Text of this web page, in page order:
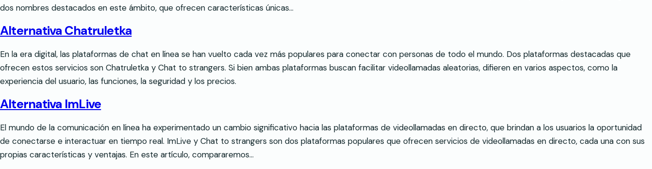
dos nombres destacados en este ámbito, que ofrecen características únicas…
Alternativa Chatruletka
En la era digital, las plataformas de chat en línea se han vuelto cada vez más populares para conectar con personas de todo el mundo. Dos plataformas destacadas que
ofrecen estos servicios son Chatruletka y Chat to strangers. Si bien ambas plataformas buscan facilitar videollamadas aleatorias, difieren en varios aspectos, como la
experiencia del usuario, las funciones, la seguridad y los precios.
Alternativa ImLive
El mundo de la comunicación en línea ha experimentado un cambio significativo hacia las plataformas de videollamadas en directo, que brindan a los usuarios la oportunidad
de conectarse e interactuar en tiempo real. ImLive y Chat to strangers son dos plataformas populares que ofrecen servicios de videollamadas en directo, cada una con sus
propias características y ventajas. En este artículo, compararemos…